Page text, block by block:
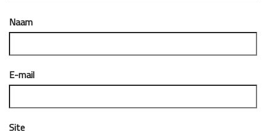
Naam
E-mail
Site